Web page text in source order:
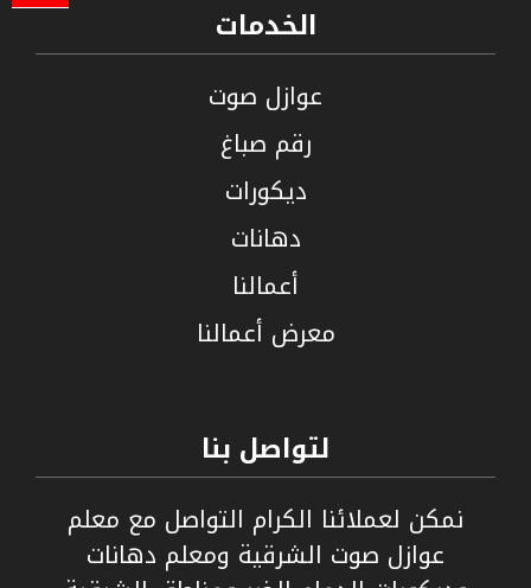
الخدمات
عوازل صوت
رقم صباغ
ديكورات
دهانات
أعمالنا
معرض أعمالنا
لتواصل بنا
نمكن لعملائنا الكرام التواصل مع معلم
عوازل صوت الشرقية ومعلم دهانات